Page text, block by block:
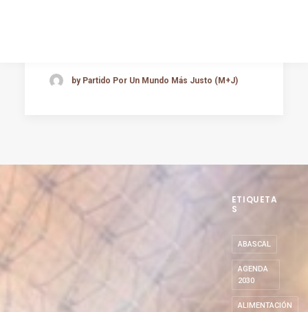
by Partido Por Un Mundo Más Justo (M+J)
ETIQUETA
S
ABASCAL
AGENDA
2030
ALIMENTACIÓN